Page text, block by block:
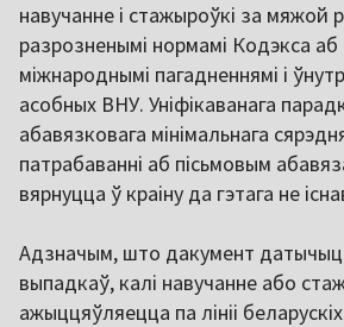
навучанне і стажыроўкі за мяжой
разрозненымі нормамі Кодэкса аб
міжнароднымі пагадненнямі і
асобных ВНУ. Уніфікаванага
абавязковага мінімальнага
патрабаванні аб пісьмовым
вярнуцца ў краіну да гэтага не
Адзначым, што дакумент
выпадкаў, калі навучанне або
ажыццяўляецца па лініі